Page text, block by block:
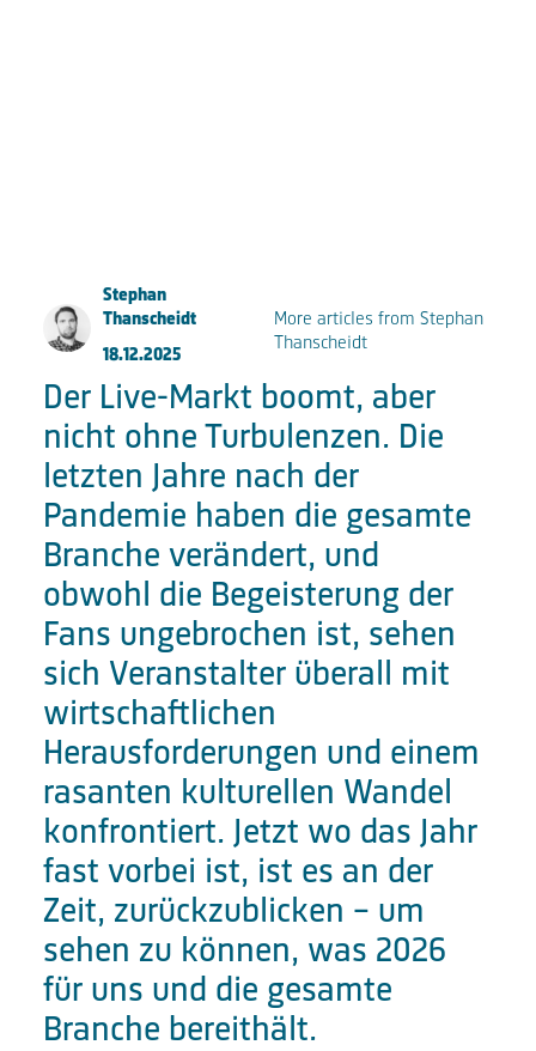
youtube
Stephan
Thanscheidt
18.12.2025
More articles from Stephan
Thanscheidt
Der Live-Markt boomt, aber
nicht ohne Turbulenzen. Die
letzten Jahre nach der
Pandemie haben die gesamte
Branche verändert, und
obwohl die Begeisterung der
Fans ungebrochen ist, sehen
sich Veranstalter überall mit
wirtschaftlichen
Herausforderungen und einem
rasanten kulturellen Wandel
konfrontiert. Jetzt wo das Jahr
fast vorbei ist, ist es an der
Zeit, zurückzublicken – um
sehen zu können, was 2026
für uns und die gesamte
Branche bereithält.